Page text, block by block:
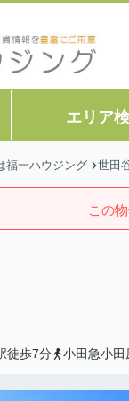
エリア
福一ハウジング 世田
この
徒歩7分
小田急小